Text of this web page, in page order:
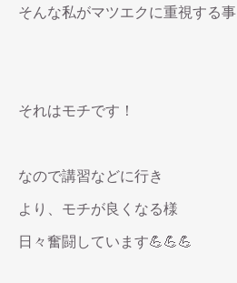
そんな私がマツエクに重視する事
それはモチです！
なので講習などに行き
より、モチが良くなる様
日々奮闘しています💪💪💪